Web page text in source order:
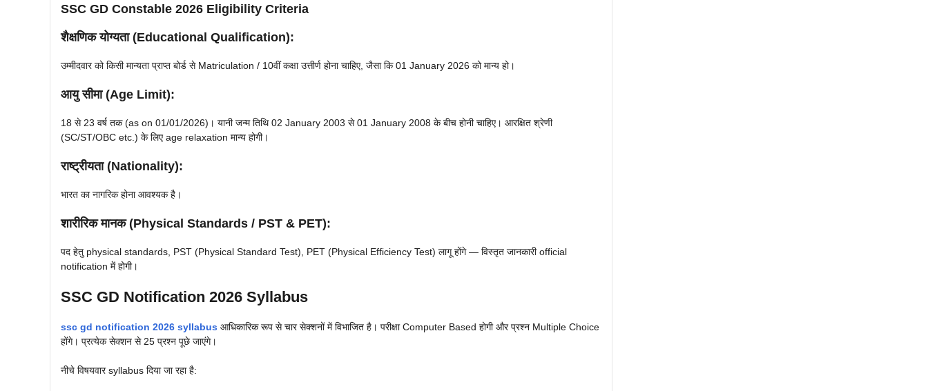
SSC GD Constable 2026 Eligibility Criteria
शैक्षणिक योग्यता (Educational Qualification):
उम्मीदवार को किसी मान्यता प्राप्त बोर्ड से Matriculation / 10वीं कक्षा उत्तीर्ण होना चाहिए, जैसा कि 01 January 2026 को मान्य हो।
आयु सीमा (Age Limit):
18 से 23 वर्ष तक (as on 01/01/2026)। यानी जन्म तिथि 02 January 2003 से 01 January 2008 के बीच होनी चाहिए। आरक्षित श्रेणी
(SC/ST/OBC etc.) के लिए age relaxation मान्य होगी।
राष्ट्रीयता (Nationality):
भारत का नागरिक होना आवश्यक है।
शारीरिक मानक (Physical Standards / PST & PET):
पद हेतु physical standards, PST (Physical Standard Test), PET (Physical Efficiency Test) लागू होंगे — विस्तृत जानकारी official
notification में होगी।
SSC GD Notification 2026 Syllabus
ssc gd notification 2026 syllabus आधिकारिक रूप से चार सेक्शनों में विभाजित है। परीक्षा Computer Based होगी और प्रश्न Multiple Choice
होंगे। प्रत्येक सेक्शन से 25 प्रश्न पूछे जाएंगे।
नीचे विषयवार syllabus दिया जा रहा है: